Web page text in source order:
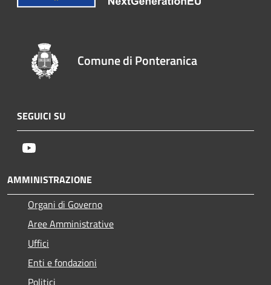
Comune di Ponteranica
SEGUICI SU
AMMINISTRAZIONE
Organi di Governo
Aree Amministrative
Uffici
Enti e fondazioni
Politici